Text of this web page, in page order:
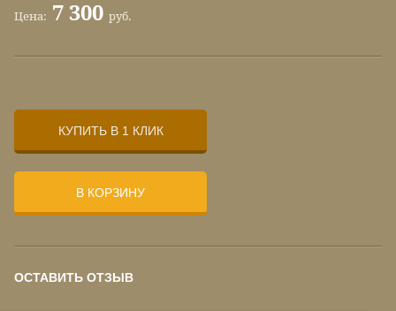
Цена: 7 300 руб.
КУПИТЬ В 1 КЛИК
В КОРЗИНУ
ОСТАВИТЬ ОТЗЫВ